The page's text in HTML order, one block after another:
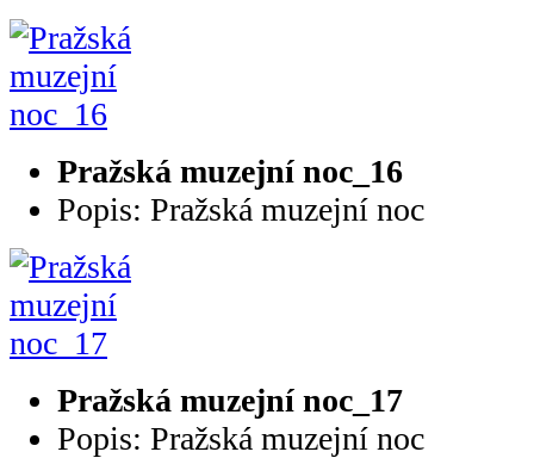
Pražská muzejní noc_16
Popis: Pražská muzejní noc
Pražská muzejní noc_17
Popis: Pražská muzejní noc